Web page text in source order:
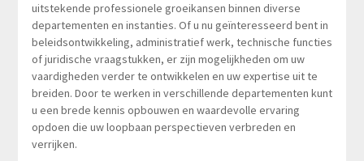
uitstekende professionele groeikansen binnen diverse
departementen en instanties. Of u nu geïnteresseerd bent in
beleidsontwikkeling, administratief werk, technische functies
of juridische vraagstukken, er zijn mogelijkheden om uw
vaardigheden verder te ontwikkelen en uw expertise uit te
breiden. Door te werken in verschillende departementen kunt
u een brede kennis opbouwen en waardevolle ervaring
opdoen die uw loopbaan perspectieven verbreden en
verrijken.